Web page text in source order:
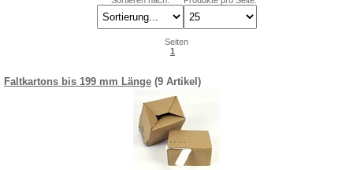
Seiten
1
Faltkartons bis 199 mm Länge (9 Artikel)